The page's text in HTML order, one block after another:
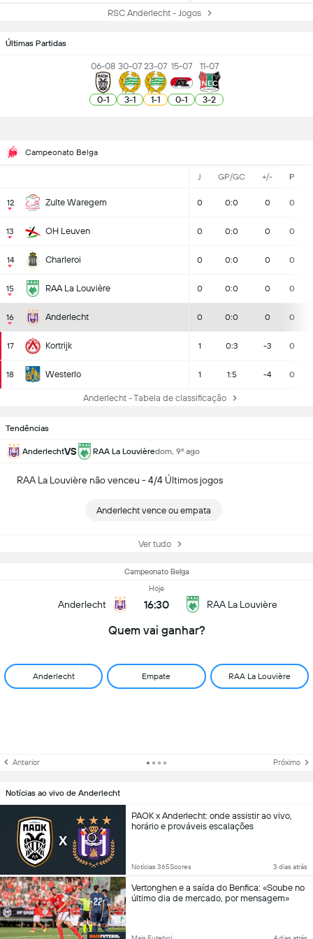
RSC Anderlecht - Jogos
Últimas Partidas
06-08
0-1
30-07
3-1
23-07
1-1
15-07
0-1
11-07
3-2
Campeonato Belga
J GP/GC +/- P
12 Zulte Waregem 0 0:0 0 0
13 OH Leuven 0 0:0 0 0
14 Charleroi 0 0:0 0 0
15 RAA La Louvière 0 0:0 0 0
16 Anderlecht 0 0:0 0 0
17 Kortrijk 1 0:3 -3 0
18 Westerlo 1 1:5 -4 0
Anderlecht - Tabela de classificação
Tendências
AnderlechtVS RAA La Louvièredom, 9º ago
RAA La Louvière não venceu - 4/4 Últimos jogos
Anderlecht vence ou empata
Ver tudo
Campeonato Belga
Anderlecht
Hoje
16:30 RAA La Louvière
Quem vai ganhar?
Anderlecht Empate RAA La Louvière
Anterior Próximo
Notícias ao vivo de Anderlecht
PAOK x Anderlecht: onde assistir ao vivo,
horário e prováveis escalações
Notícias 365Scores 3 dias atrás
Vertonghen e a saída do Benfica: «Soube no
último dia de mercado, por mensagem»